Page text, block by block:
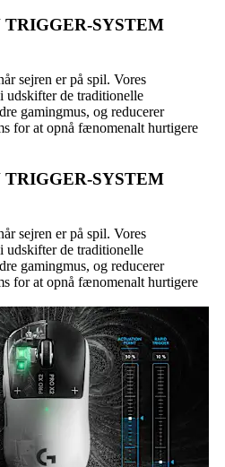
SYSTEM
sejren er på spil. Vores
udskifter de traditionelle
gamingmus, og reducerer
for at opnå fænomenalt hurtigere
SYSTEM
sejren er på spil. Vores
udskifter de traditionelle
gamingmus, og reducerer
for at opnå fænomenalt hurtigere